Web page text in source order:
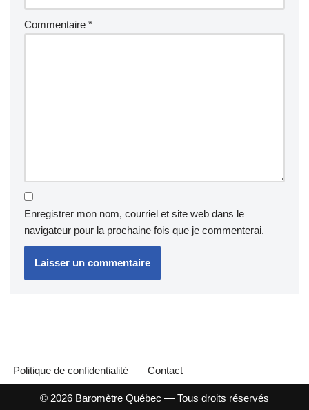
Commentaire *
Enregistrer mon nom, courriel et site web dans le
navigateur pour la prochaine fois que je commenterai.
Politique de confidentialité Contact
© 2026 Baromètre Québec — Tous droits réservés